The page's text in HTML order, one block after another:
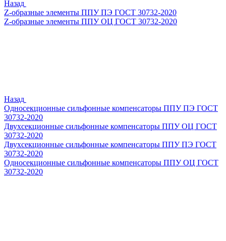
Назад
Z-образные элементы ППУ ПЭ ГОСТ 30732-2020
Z-образные элементы ППУ ОЦ ГОСТ 30732-2020
Назад
Односекционные сильфонные компенсаторы ППУ ПЭ ГОСТ
30732-2020
Двухсекционные сильфонные компенсаторы ППУ ОЦ ГОСТ
30732-2020
Двухсекционные сильфонные компенсаторы ППУ ПЭ ГОСТ
30732-2020
Односекционные сильфонные компенсаторы ППУ ОЦ ГОСТ
30732-2020